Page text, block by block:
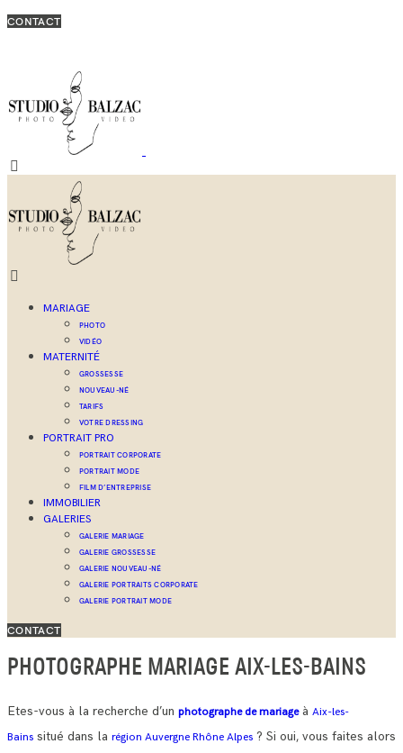
CONTACT
MARIAGE
PHOTO
VIDÉO
MATERNITÉ
GROSSESSE
NOUVEAU-NÉ
TARIFS
VOTRE DRESSING
PORTRAIT PRO
PORTRAIT CORPORATE
PORTRAIT MODE
FILM D’ENTREPRISE
IMMOBILIER
GALERIES
GALERIE MARIAGE
GALERIE GROSSESSE
GALERIE NOUVEAU-NÉ
GALERIE PORTRAITS CORPORATE
GALERIE PORTRAIT MODE
CONTACT
PHOTOGRAPHE MARIAGE AIX-LES-BAINS
Etes-vous à la recherche d’un photographe de mariageà Aix-les-
Bains situé dans la région Auvergne Rhône Alpes ? Si oui, vous faites alors